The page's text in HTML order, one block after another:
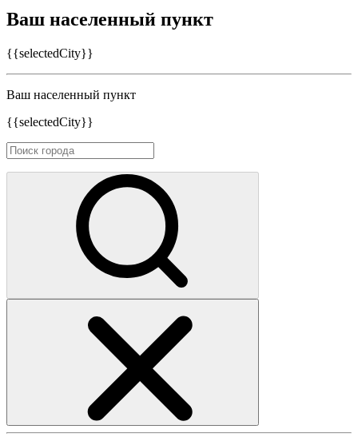
Ваш населенный пункт
{{selectedCity}}
Ваш населенный пункт
{{selectedCity}}